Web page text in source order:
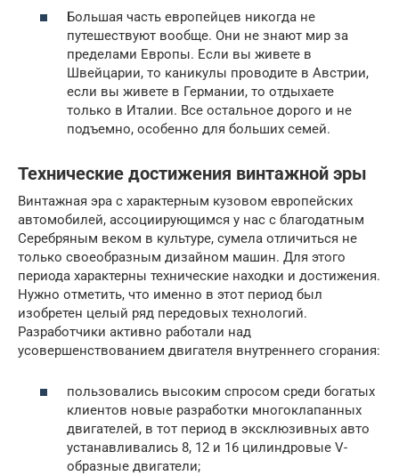
Большая часть европейцев никогда не
путешествуют вообще. Они не знают мир за
пределами Европы. Если вы живете в
Швейцарии, то каникулы проводите в Австрии,
если вы живете в Германии, то отдыхаете
только в Италии. Все остальное дорого и не
подъемно, особенно для больших семей.
Технические достижения винтажной эры
Винтажная эра с характерным кузовом европейских
автомобилей, ассоциирующимся у нас с благодатным
Серебряным веком в культуре, сумела отличиться не
только своеобразным дизайном машин. Для этого
периода характерны технические находки и достижения.
Нужно отметить, что именно в этот период был
изобретен целый ряд передовых технологий.
Разработчики активно работали над
усовершенствованием двигателя внутреннего сгорания:
пользовались высоким спросом среди богатых
клиентов новые разработки многоклапанных
двигателей, в тот период в эксклюзивных авто
устанавливались 8, 12 и 16 цилиндровые V-
образные двигатели;